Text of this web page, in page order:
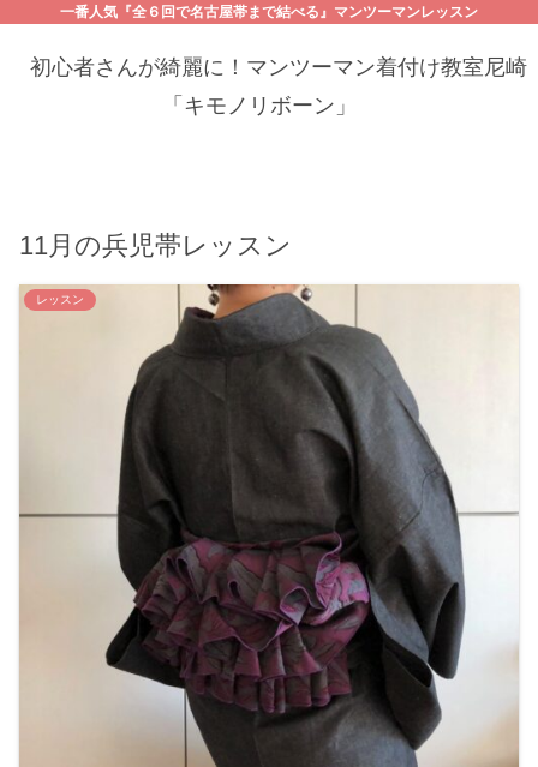
一番人気『全６回で名古屋帯まで結べる』マンツーマンレッスン
初心者さんが綺麗に！マンツーマン着付け教室尼崎
「キモノリボーン」
11月の兵児帯レッスン
レッスン